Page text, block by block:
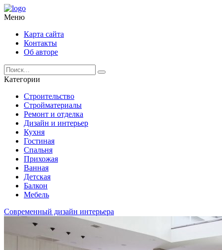
Меню
Карта сайта
Контакты
Об авторе
Категории
Строительство
Стройматериалы
Ремонт и отделка
Дизайн и интерьер
Кухня
Гостиная
Спальня
Прихожая
Ванная
Детская
Балкон
Мебель
Современный дизайн интерьера